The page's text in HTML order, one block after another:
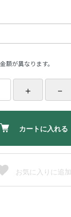
額が異なります。
カートに入れる
お気に入りに追加